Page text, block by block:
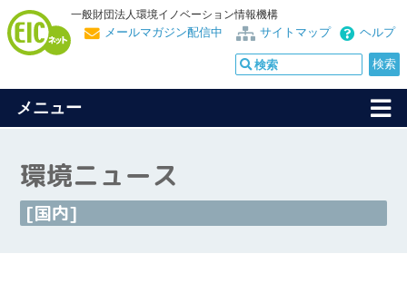
一般財団法人環境イノベーション情報機構
ヘルプ
サイトマップ
メールマガジン配信中
メニュー
環境ニュース
[国内]